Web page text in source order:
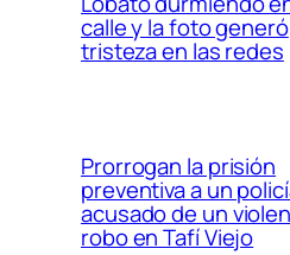
calle y la foto generó
tristeza en las redes
Prorrogan la prisión
preventiva a un
acusado de un
robo en Tafí Viejo